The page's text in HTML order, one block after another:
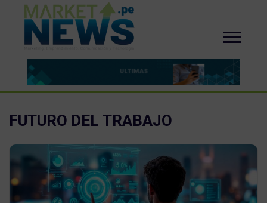
FUTURO DEL TRABAJO